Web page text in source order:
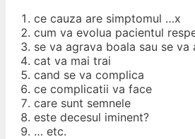
ce cauza are simptomul …x
cum va evolua pacientul
se va agrava boala sau se va
cat va mai trai
cand se va complica
ce complicatii va face
care sunt semnele
este decesul iminent?
… etc.